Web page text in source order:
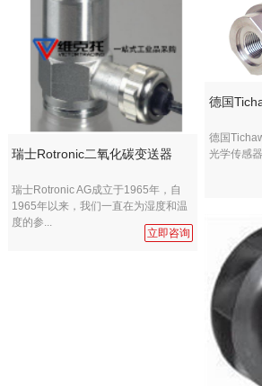
瑞士Rotronic二氧化碳变送器
瑞士Rotronic AG成立于1965年，自
1965年以来，我们一直在为湿度和温
度的参...
立即咨询
德国
德国
光学传感